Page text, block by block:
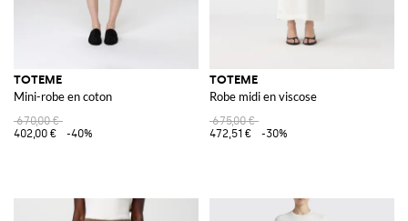
TOTEME
Mini-robe en coton
670,00 €
402,00 €
-40%
TOTEME
Robe midi en viscose
675,00 €
472,51 €
-30%